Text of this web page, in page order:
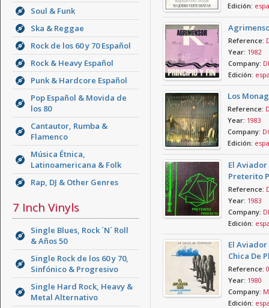
Soul & Funk
Ska & Reggae
Rock de los 60 y 70 Español
Rock & Heavy Español
Punk & Hardcore Español
Pop Español & Movida de
los 80
Cantautor, Rumba &
Flamenco
Música Étnica,
Latinoamericana & Folk
Rap, DJ & Other Genres
7 Inch Vinyls
Single Blues, Rock ´N´ Roll
& Años 50
Single Rock de los 60 y 70,
Sinfónico & Progresivo
Single Hard Rock, Heavy &
Metal Alternativo
Edición:
Reference:
Year: 1982
Company:
Edición:
Los
Reference:
Year: 1983
Company:
Edición:
El Aviador
Preterito
Reference:
Year: 1983
Company:
Edición:
El Aviador
Chica De
Reference:
Year: 1980
Company:
Edición: